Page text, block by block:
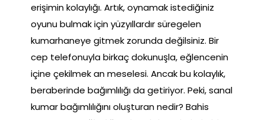
erişimin kolaylığı. Artık, oynamak istediğiniz
oyunu bulmak için yüzyıllardır süregelen
kumarhaneye gitmek zorunda değilsiniz. Bir
cep telefonuyla birkaç dokunuşla, eğlencenin
içine çekilmek an meselesi. Ancak bu kolaylık,
beraberinde bağımlılığı da getiriyor. Peki, sanal
kumar bağımlılığını oluşturan nedir? Bahis